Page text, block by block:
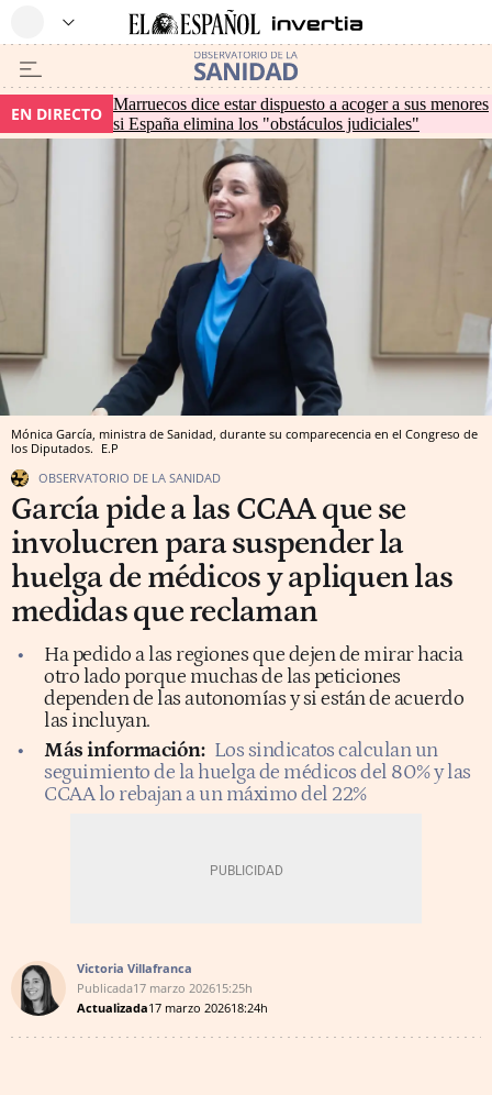
EN DIRECTO Marruecos dice estar dispuesto a acoger a sus menores
si España elimina los "obstáculos judiciales"
Mónica García, ministra de Sanidad, durante su comparecencia en el Congreso de
los Diputados. E.P
OBSERVATORIO DE LA SANIDAD
García pide a las CCAA que se
involucren para suspender la
huelga de médicos y apliquen las
medidas que reclaman
Ha pedido a las regiones que dejen de mirar hacia
otro lado porque muchas de las peticiones
dependen de las autonomías y si están de acuerdo
las incluyan.
Más información: Los sindicatos calculan un
seguimiento de la huelga de médicos del 80% y las
CCAA lo rebajan a un máximo del 22%
Victoria Villafranca
Publicada17 marzo 202615:25h
Actualizada17 marzo 202618:24h